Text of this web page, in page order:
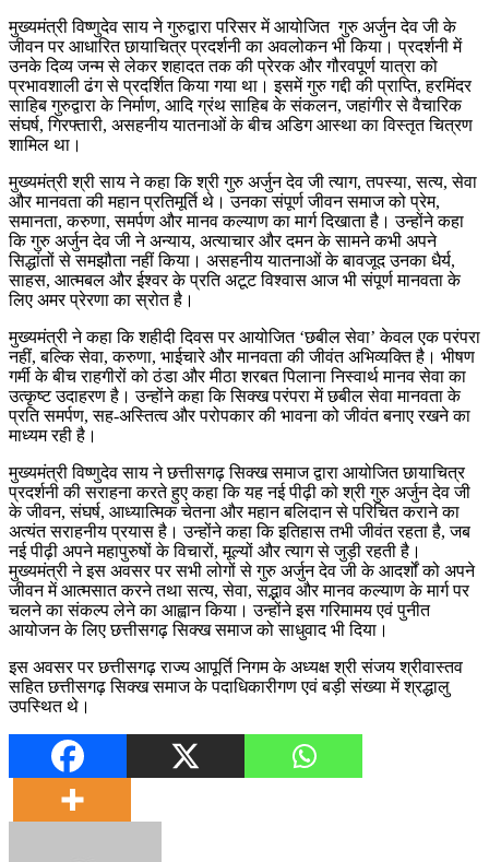
मुख्यमंत्री विष्णुदेव साय ने गुरुद्वारा परिसर में आयोजित गुरु अर्जुन देव जी के
जीवन पर आधारित छायाचित्र प्रदर्शनी का अवलोकन भी किया। प्रदर्शनी में
उनके दिव्य जन्म से लेकर शहादत तक की प्रेरक और गौरवपूर्ण यात्रा को
प्रभावशाली ढंग से प्रदर्शित किया गया था। इसमें गुरु गद्दी की प्राप्ति, हरमिंदर
साहिब गुरुद्वारा के निर्माण, आदि ग्रंथ साहिब के संकलन, जहांगीर से वैचारिक
संघर्ष, गिरफ्तारी, असहनीय यातनाओं के बीच अडिग आस्था का विस्तृत चित्रण
शामिल था।
मुख्यमंत्री श्री साय ने कहा कि श्री गुरु अर्जुन देव जी त्याग, तपस्या, सत्य, सेवा
और मानवता की महान प्रतिमूर्ति थे। उनका संपूर्ण जीवन समाज को प्रेम,
समानता, करुणा, समर्पण और मानव कल्याण का मार्ग दिखाता है। उन्होंने कहा
कि गुरु अर्जुन देव जी ने अन्याय, अत्याचार और दमन के सामने कभी अपने
सिद्धांतों से समझौता नहीं किया। असहनीय यातनाओं के बावजूद उनका धैर्य,
साहस, आत्मबल और ईश्वर के प्रति अटूट विश्वास आज भी संपूर्ण मानवता के
लिए अमर प्रेरणा का स्रोत है।
मुख्यमंत्री ने कहा कि शहीदी दिवस पर आयोजित ‘छबील सेवा’ केवल एक परंपरा
नहीं, बल्कि सेवा, करुणा, भाईचारे और मानवता की जीवंत अभिव्यक्ति है। भीषण
गर्मी के बीच राहगीरों को ठंडा और मीठा शरबत पिलाना निस्वार्थ मानव सेवा का
उत्कृष्ट उदाहरण है। उन्होंने कहा कि सिक्ख परंपरा में छबील सेवा मानवता के
प्रति समर्पण, सह-अस्तित्व और परोपकार की भावना को जीवंत बनाए रखने का
माध्यम रही है।
मुख्यमंत्री विष्णुदेव साय ने छत्तीसगढ़ सिक्ख समाज द्वारा आयोजित छायाचित्र
प्रदर्शनी की सराहना करते हुए कहा कि यह नई पीढ़ी को श्री गुरु अर्जुन देव जी
के जीवन, संघर्ष, आध्यात्मिक चेतना और महान बलिदान से परिचित कराने का
अत्यंत सराहनीय प्रयास है। उन्होंने कहा कि इतिहास तभी जीवंत रहता है, जब
नई पीढ़ी अपने महापुरुषों के विचारों, मूल्यों और त्याग से जुड़ी रहती है।
मुख्यमंत्री ने इस अवसर पर सभी लोगों से गुरु अर्जुन देव जी के आदर्शों को अपने
जीवन में आत्मसात करने तथा सत्य, सेवा, सद्भाव और मानव कल्याण के मार्ग पर
चलने का संकल्प लेने का आह्वान किया। उन्होंने इस गरिमामय एवं पुनीत
आयोजन के लिए छत्तीसगढ़ सिक्ख समाज को साधुवाद भी दिया।
इस अवसर पर छत्तीसगढ़ राज्य आपूर्ति निगम के अध्यक्ष श्री संजय श्रीवास्तव
सहित छत्तीसगढ़ सिक्ख समाज के पदाधिकारीगण एवं बड़ी संख्या में श्रद्धालु
उपस्थित थे।